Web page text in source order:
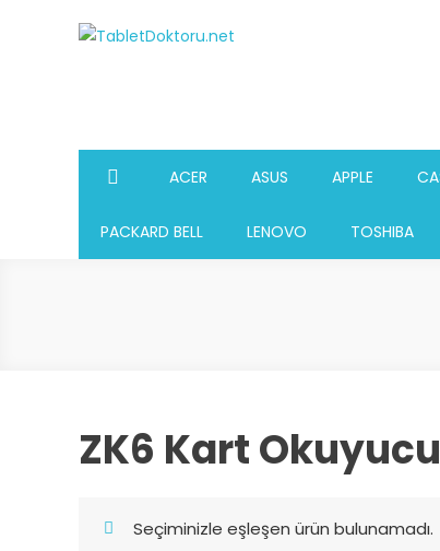
ACER ASUS APPLE
PACKARD BELL LENOVO TOSHIBA
ZK6 Kart
Seçiminizle eşleşen ürün bulunamadı.